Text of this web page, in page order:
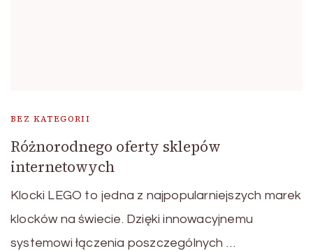
BEZ KATEGORII
Różnorodnego oferty sklepów
internetowych
Klocki LEGO to jedna z najpopularniejszych marek
klocków na świecie. Dzięki innowacyjnemu
systemowi łączenia poszczególnych …